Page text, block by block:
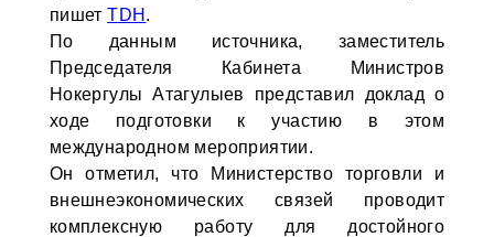
пишетTDH .
По данным источника, заместитель
Председателя Кабинета Министров
Нокергулы Атагулыев представил доклад о
ходе подготовки к участию в этом
международном мероприятии.
Он отметил, что Министерство торговли и
внешнеэкономических связей проводит
комплексную работу для достойного